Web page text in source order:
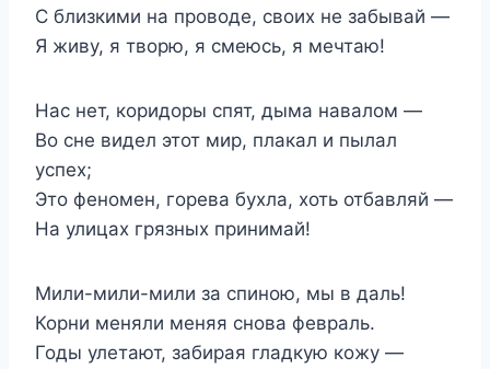
С близкими на проводе, своих не забывай —
Я живу, я творю, я смеюсь, я мечтаю!
Нас нет, коридоры спят, дыма навалом —
Во сне видел этот мир, плакал и пылал
успех;
Это феномен, горева бухла, хоть отбавляй —
На улицах грязных принимай!
Мили-мили-мили за спиною, мы в даль!
Корни меняли меняя снова февраль.
Годы улетают, забирая гладкую кожу —